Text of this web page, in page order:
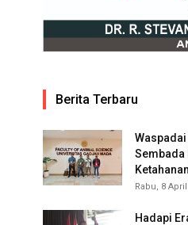
Berita Terbaru
Sembada
Rabu, 8
Hadapi